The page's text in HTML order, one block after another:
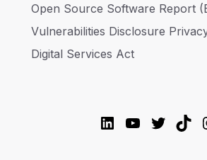
Open Source Software Report
Vulnerabilities Disclosure
Digital Services Act
LinkedIn
YouTube
Twitter